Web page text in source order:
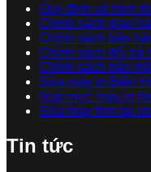
Quy định và hình
Chính sách giao
Chính sách bảo
Chính sách đổi trả
Chính sách bảo
Sửa máy in Biên
Nạp mực máy in
Sửa máy tính tại
Tin tức